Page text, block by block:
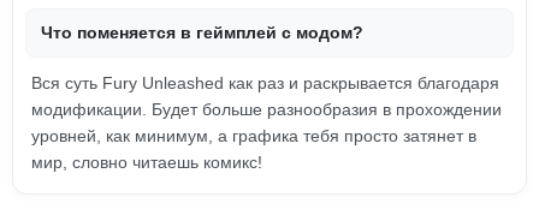
Что поменяется в геймплей с модом?
Вся суть Fury Unleashed как раз и раскрывается благодаря
модификации. Будет больше разнообразия в прохождении
уровней, как минимум, а графика тебя просто затянет в
мир, словно читаешь комикс!